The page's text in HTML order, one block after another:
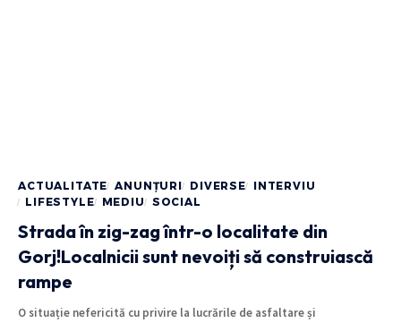
ACTUALITATE ANUNȚURI DIVERSE
INTERVIU
LIFESTYLE
MEDIU SOCIAL
Strada în zig-zag într-o localitate din
Gorj!Localnicii sunt nevoiți să construiască
rampe
O situație nefericită cu privire la lucrările de asfaltare și